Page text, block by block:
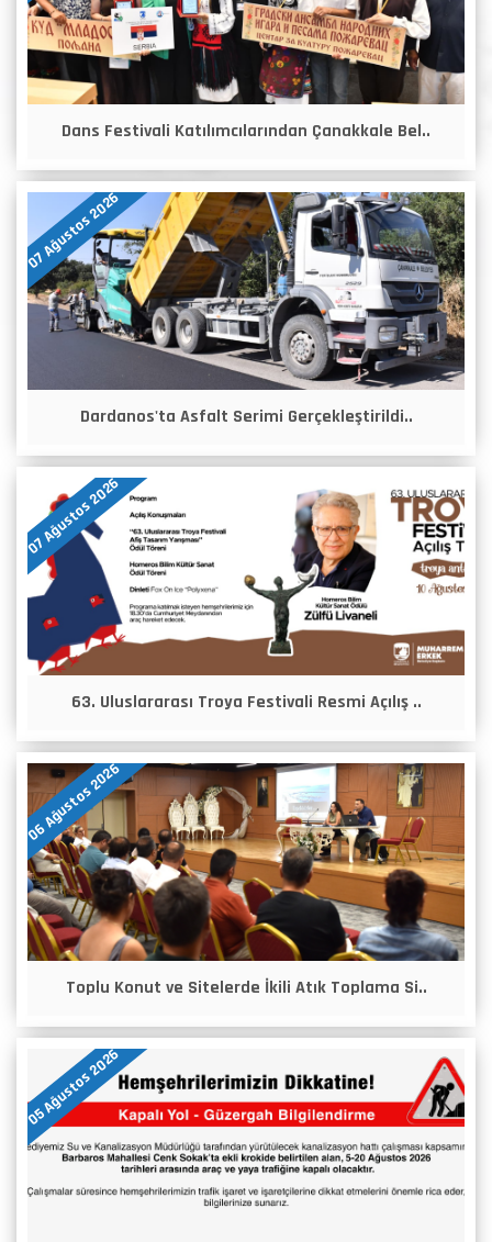
Dans Festivali Katılımcılarından Çanakkale Bel..
07 Ağustos 2026
Dardanos'ta Asfalt Serimi Gerçekleştirildi..
07 Ağustos 2026
63. Uluslararası Troya Festivali Resmi Açılış ..
06 Ağustos 2026
Toplu Konut ve Sitelerde İkili Atık Toplama Si..
05 Ağustos 2026